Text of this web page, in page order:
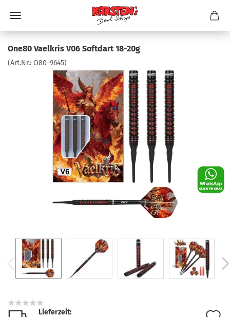
One80 Vaelkris V06 Softdart 18-20g
(Art.Nr.: O80-9645)
Lieferzeit: